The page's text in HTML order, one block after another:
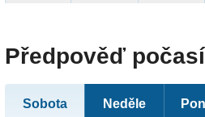
Předpověď
Sobota Neděle